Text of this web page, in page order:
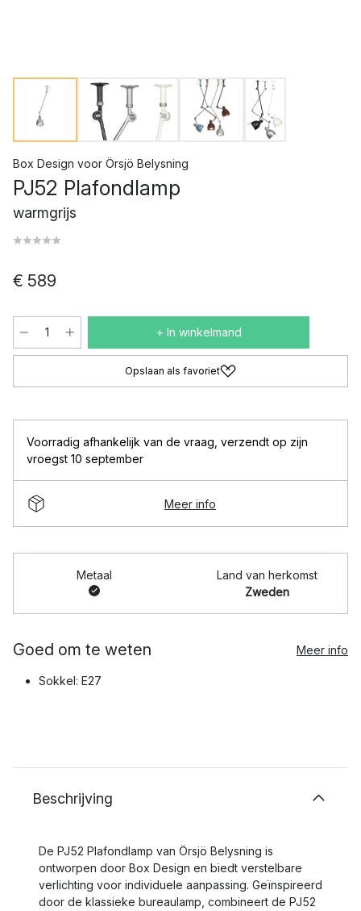
Box Design voor Örsjö Belysning
PJ52 Plafondlamp
warmgrijs
€ 589
+ In winkelmand
Opslaan als favoriet
Voorradig afhankelijk van de vraag verzendt op zijn
vroegst 10 september
Meer info
Metaal
Land van herkomst
Zweden
Goed om te weten Meer info
Sokkel: E27
Beschrijving
De PJ52 Plafondlamp van Örsjö Belysning is
ontworpen door Box Design en biedt verstelbare
verlichting voor individuele aanpassing. Geïnspireerd
door de klassieke bureaulamp, combineert de PJ52